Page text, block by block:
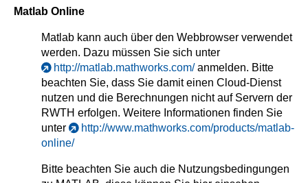
Matlab Online
Matlab kann auch über den Webbrowser verwendet
werden. Dazu müssen Sie sich unter
http://matlab.mathworks.com/anmelden. Bitte
beachten Sie, dass Sie damit einen Cloud-Dienst
nutzen und die Berechnungen nicht auf Servern der
RWTH erfolgen. Weitere Informationen finden Sie
unter
http://www.mathworks.com/products/matlab-
online/
Bitte beachten Sie auch die Nutzungsbedingungen